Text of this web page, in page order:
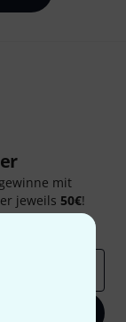
mit
jeweils 50€!
Insights